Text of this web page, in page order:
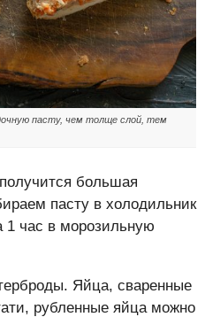
пасту, чем толще слой, тем
большая
пасту в холодильник
1 час в морозильную
Яйца, сваренные
рубленные яйца можно